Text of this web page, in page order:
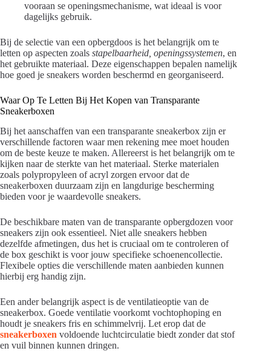
vooraan se openingsmechanisme, wat ideaal is voor
dagelijks gebruik.
Bij de selectie van een opbergdoos is het belangrijk om te
letten op aspecten zoals stapelbaarheid, openingssystemen, en
het gebruikte materiaal. Deze eigenschappen bepalen namelijk
hoe goed je sneakers worden beschermd en georganiseerd.
Waar Op Te Letten Bij Het Kopen van Transparante
Sneakerboxen
Bij het aanschaffen van een transparante sneakerbox zijn er
verschillende factoren waar men rekening mee moet houden
om de beste keuze te maken. Allereerst is het belangrijk om te
kijken naar de sterkte van het materiaal. Sterke materialen
zoals polypropyleen of acryl zorgen ervoor dat de
sneakerboxen duurzaam zijn en langdurige bescherming
bieden voor je waardevolle sneakers.
De beschikbare maten van de transparante opbergdozen voor
sneakers zijn ook essentieel. Niet alle sneakers hebben
dezelfde afmetingen, dus het is cruciaal om te controleren of
de box geschikt is voor jouw specifieke schoenencollectie.
Flexibele opties die verschillende maten aanbieden kunnen
hierbij erg handig zijn.
Een ander belangrijk aspect is de ventilatieoptie van de
sneakerbox. Goede ventilatie voorkomt vochtophoping en
houdt je sneakers fris en schimmelvrij. Let erop dat de
sneakerboxen voldoende luchtcirculatie biedt zonder dat stof
en vuil binnen kunnen dringen.